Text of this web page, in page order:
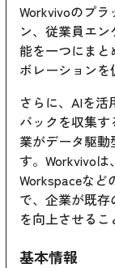
Workvivoのプ
ン、従業員エ
能を一つにま
ボレーションを
さらに、AIを
バックを収集
業がデータ駆
す。Workvivo
Workspaceなど
で、企業が既
を向上させるこ
基本情報